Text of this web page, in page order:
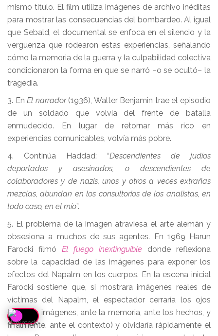
mismo título. El film utiliza imágenes de archivo inéditas
para mostrar las consecuencias del bombardeo. Al igual
que Sebald, el documental se enfoca en el silencio y la
vergüenza que rodearon estas experiencias, señalando
cómo la memoria de la guerra y la culpabilidad colectiva
condicionaron la forma en que se narró –o se ocultó– la
tragedia.
3. EnEl narrador(1936), Walter Benjamin trae el episodio
de un soldado que volvía del frente de batalla
enmudecido. En lugar de retornar más rico en
experiencias comunicables, volvía más pobre.
4. Continúa Haddad: “Descendientes de judíos
deportados y asesinados, o descendientes de
colaboradores y de nazis, unos y otros a veces extrañas
mezclas, abundan en los consultorios de los analistas, en
todo caso, en el mío”.
5. El problema de la imagen atraviesa el arte alemán y
obsesiona a muchos de sus agentes. En 1969 Harun
Farocki filmó El fuego inextinguible donde reflexiona
sobre la capacidad de las imágenes para exponer los
efectos del Napalm en los cuerpos. En la escena inicial
Farocki sostiene que, si mostrara imágenes reales de
víctimas del Napalm, el espectador cerraría los ojos
(ante las imágenes, ante la memoria, ante los hechos, y
finalmente, ante el contexto) y olvidaría rápidamente el